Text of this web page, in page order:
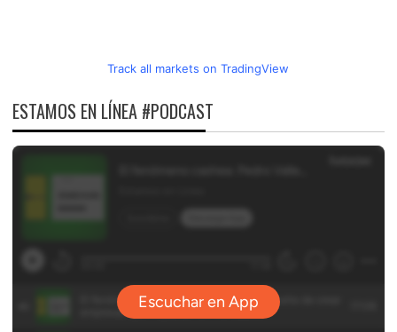
Track all markets on TradingView
ESTAMOS EN LÍNEA #PODCAST